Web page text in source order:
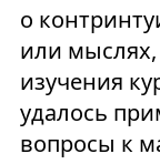
о
или
изучения
удалось
вопросы к